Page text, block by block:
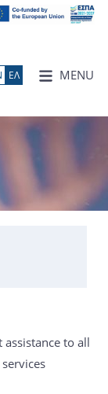
MENU
ΕΛ
to all